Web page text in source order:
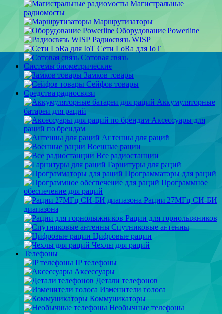
Магистральные
радиомосты
Маршрутизаторы
Оборудование Powerline
Радиосвязь WISP
Сети LoRa для IoT
Сотовая связь
Системы биометрические
Замков товары
Сейфов товары
Средства радиосвязи
Аккумуляторные
батареи для раций
Аксессуары для
раций по брендам
Антенны для раций
Военные рации
Все радиостанции
Гарнитуры для раций
Программаторы для раций
Программное
обеспечение для раций
Рации 27МГц СИ-БИ
диапазона
Рации для горнолыжников
Спутниковые антенны
Цифровые рации
Чехлы для раций
Телефоны
IP телефоны
Аксессуары
Детали телефонов
Изменители голоса
Коммуникаторы
Необычные телефоны